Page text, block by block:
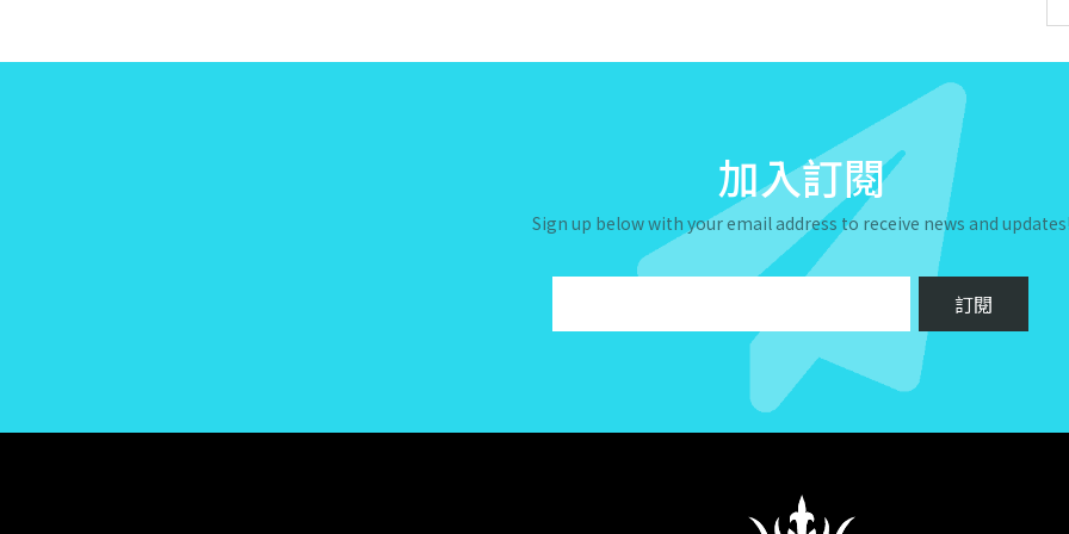
加入訂閱
Sign up below with your email address to receive news and